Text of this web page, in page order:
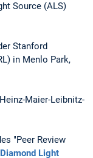
Source (ALS)
Stanford
in Menlo Park,
Maier-Leibnitz-
"Peer Review
Light